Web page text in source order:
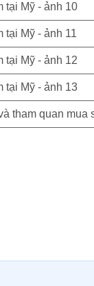
tham quan mua